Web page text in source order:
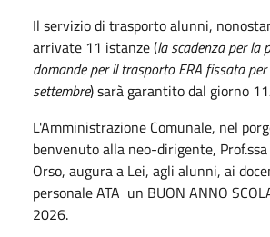
Il servizio di trasporto alunni,
arrivate 11 istanze (la scadenza per la
domande per il trasporto ERA fissata
settembre) sarà garantito dal giorno
L'Amministrazione Comunale, nel
benvenuto alla neo-dirigente,
Orso, augura a Lei, agli alunni, ai
personale ATA un BUON ANNO
2026.